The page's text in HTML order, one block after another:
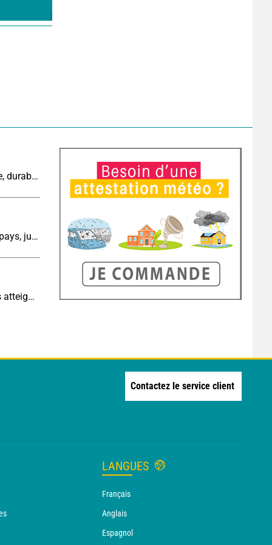
Cinquième canicule de l’été : un épisode intense, durable et étendu la semaine prochaine
Météo aujourd'hui : du soleil sur l'ensemble du pays, jusqu'à 40°C au sud-est
Sécheresse historique : les cours d'eau français atteignent un niveau critique
Contactez le service client
LANGUES
Français
Anglais
Espagnol